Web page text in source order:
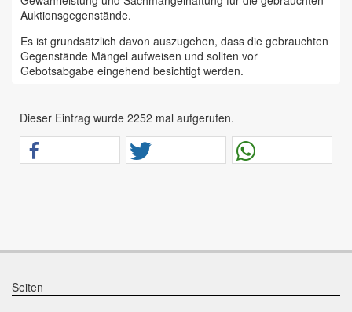
Auktionsgegenstände.
Es ist grundsätzlich davon auszugehen, dass die gebrauchten
Gegenstände Mängel aufweisen und sollten vor
Gebotsabgabe eingehend besichtigt werden.
dass sämtliche zum Verkauf stehende Artikel ungeprüft sind.
Bei allen zum Verkauf stehenden Fahrzeugen und Maschinen
ist davon auszugehen, dass diese bereits einen nicht
unerheblichen Vorschaden erlitten haben.
Wir weisen eindringlich darauf hin, dass Gebote nur
einverstanden sind und diese bedingungslos akzeptieren.
Dieser Eintrag wurde 2252 mal aufgerufen.
Seiten